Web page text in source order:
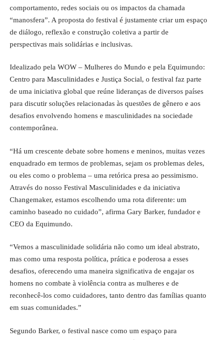
comportamento, redes sociais ou os impactos da chamada
“manosfera”. A proposta do festival é justamente criar um espaço
de diálogo, reflexão e construção coletiva a partir de
perspectivas mais solidárias e inclusivas.
Idealizado pela WOW – Mulheres do Mundo e pela Equimundo:
Centro para Masculinidades e Justiça Social, o festival faz parte
de uma iniciativa global que reúne lideranças de diversos países
para discutir soluções relacionadas às questões de gênero e aos
desafios envolvendo homens e masculinidades na sociedade
contemporânea.
“Há um crescente debate sobre homens e meninos, muitas vezes
enquadrado em termos de problemas, sejam os problemas deles,
ou eles como o problema – uma retórica presa ao pessimismo.
Através do nosso Festival Masculinidades e da iniciativa
Changemaker, estamos escolhendo uma rota diferente: um
caminho baseado no cuidado”, afirma Gary Barker, fundador e
CEO da Equimundo.
“Vemos a masculinidade solidária não como um ideal abstrato,
mas como uma resposta política, prática e poderosa a esses
desafios, oferecendo uma maneira significativa de engajar os
homens no combate à violência contra as mulheres e de
reconhecê-los como cuidadores, tanto dentro das famílias quanto
em suas comunidades.”
Segundo Barker, o festival nasce como um espaço para